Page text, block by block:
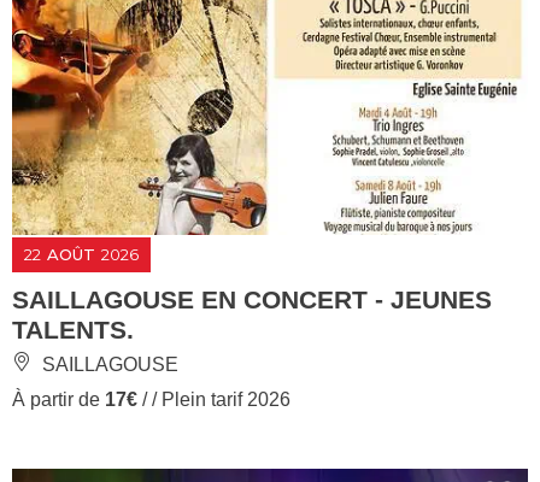
22 AOÛT 2026
SAILLAGOUSE EN CONCERT - JEUNES
TALENTS.
SAILLAGOUSE
À partir de 17€ / / Plein tarif 2026